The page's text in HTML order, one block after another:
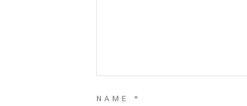
NAME *